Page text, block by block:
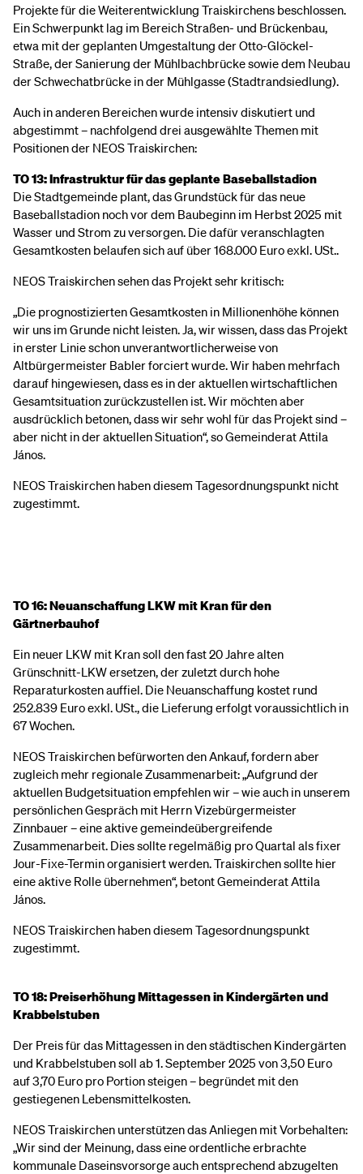
Projekte für die Weiterentwicklung Traiskirchens beschlossen.
Ein Schwerpunkt lag im Bereich Straßen- und Brückenbau,
etwa mit der geplanten Umgestaltung der Otto-Glöckel-
Straße, der Sanierung der Mühlbachbrücke sowie dem Neubau
der Schwechatbrücke in der Mühlgasse (Stadtrandsiedlung).
Auch in anderen Bereichen wurde intensiv diskutiert und
abgestimmt – nachfolgend drei ausgewählte Themen mit
Positionen der NEOS Traiskirchen:
TO 13: Infrastruktur für das geplante Baseballstadion
Die Stadtgemeinde plant, das Grundstück für das neue
Baseballstadion noch vor dem Baubeginn im Herbst 2025 mit
Wasser und Strom zu versorgen. Die dafür veranschlagten
Gesamtkosten belaufen sich auf über 168.000 Euro exkl. USt..
NEOS Traiskirchen sehen das Projekt sehr kritisch:
„Die prognostizierten Gesamtkosten in Millionenhöhe können
wir uns im Grunde nicht leisten. Ja, wir wissen, dass das Projekt
in erster Linie schon unverantwortlicherweise von
Altbürgermeister Babler forciert wurde. Wir haben mehrfach
darauf hingewiesen, dass es in der aktuellen wirtschaftlichen
Gesamtsituation zurückzustellen ist. Wir möchten aber
ausdrücklich betonen, dass wir sehr wohl für das Projekt sind –
aber nicht in der aktuellen Situation“, so Gemeinderat Attila
János.
NEOS Traiskirchen haben diesem Tagesordnungspunkt nicht
zugestimmt.
TO 16: Neuanschaffung LKW mit Kran für den
Gärtnerbauhof
Ein neuer LKW mit Kran soll den fast 20 Jahre alten
Grünschnitt-LKW ersetzen, der zuletzt durch hohe
Reparaturkosten auffiel. Die Neuanschaffung kostet rund
252.839 Euro exkl. USt., die Lieferung erfolgt voraussichtlich in
67 Wochen.
NEOS Traiskirchen befürworten den Ankauf, fordern aber
zugleich mehr regionale Zusammenarbeit: „Aufgrund der
aktuellen Budgetsituation empfehlen wir – wie auch in unserem
persönlichen Gespräch mit Herrn Vizebürgermeister
Zinnbauer – eine aktive gemeindeübergreifende
Zusammenarbeit. Dies sollte regelmäßig pro Quartal als fixer
Jour-Fixe-Termin organisiert werden. Traiskirchen sollte hier
eine aktive Rolle übernehmen“, betont Gemeinderat Attila
János.
NEOS Traiskirchen haben diesem Tagesordnungspunkt
zugestimmt.
TO 18: Preiserhöhung Mittagessen in Kindergärten und
Krabbelstuben
Der Preis für das Mittagessen in den städtischen Kindergärten
und Krabbelstuben soll ab 1. September 2025 von 3,50 Euro
auf 3,70 Euro pro Portion steigen – begründet mit den
gestiegenen Lebensmittelkosten.
NEOS Traiskirchen unterstützen das Anliegen mit Vorbehalten:
„Wir sind der Meinung, dass eine ordentliche erbrachte
kommunale Daseinsvorsorge auch entsprechend abzugelten